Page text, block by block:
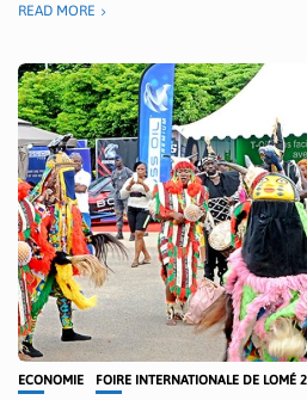
READ MORE
ECONOMIE FOIRE INTERNATIONALE DE LOMÉ